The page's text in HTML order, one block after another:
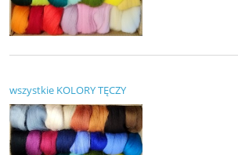
wszystkie KOLORY TĘCZY